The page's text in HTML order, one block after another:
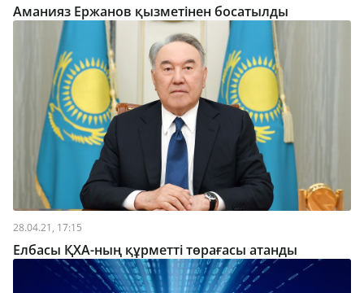
Аманияз Ержанов қызметінен босатылды
28.04.21, 17:15
Елбасы ҚХА-ның құрметті төрағасы атанды